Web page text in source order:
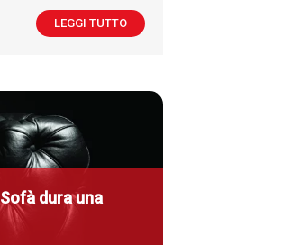
LEGGI TUTTO
Sofà dura una